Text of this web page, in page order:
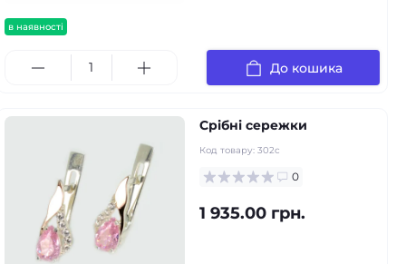
в наявності
До кошика
Срібні сережки
Код товару: 302с
0
1 935.00 грн.